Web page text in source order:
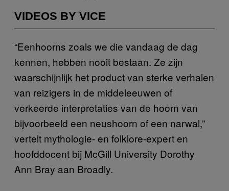
VIDEOS BY VICE
“Eenhoorns zoals we die vandaag de dag
kennen, hebben nooit bestaan. Ze zijn
waarschijnlijk het product van sterke verhalen
van reizigers in de middeleeuwen of
verkeerde interpretaties van de hoorn van
bijvoorbeeld een neushoorn of een narwal,”
vertelt mythologie- en folklore-expert en
hoofddocent bij McGill University Dorothy
Ann Bray aan Broadly.